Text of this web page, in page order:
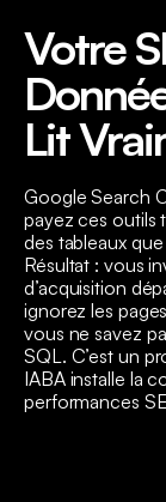
Votre
Lit
Google Search
payez ces outils
des tableaux
Résultat : vous
d’acquisition
ignorez les
vous ne savez
SQL. C’est un
IABA installe la
performances